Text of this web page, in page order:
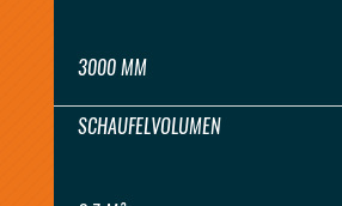
3000 MM
SCHAUFELVOLUMEN